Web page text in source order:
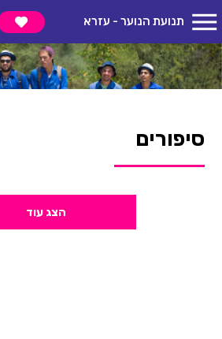
תנועת הנוער - עזרא
סיפורים
הצג עוד